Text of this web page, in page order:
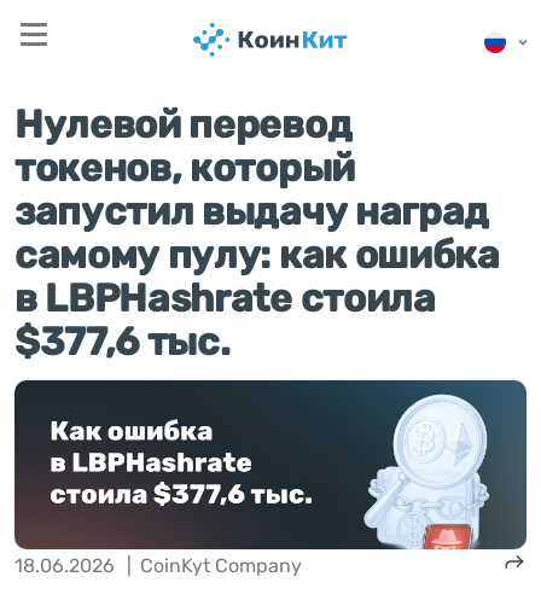
Нулевой перевод
токенов, который
запустил выдачу наград
самому пулу: как ошибка
в LBPHashrate стоила
$377,6 тыс.
18.06.2026
CoinKyt Company